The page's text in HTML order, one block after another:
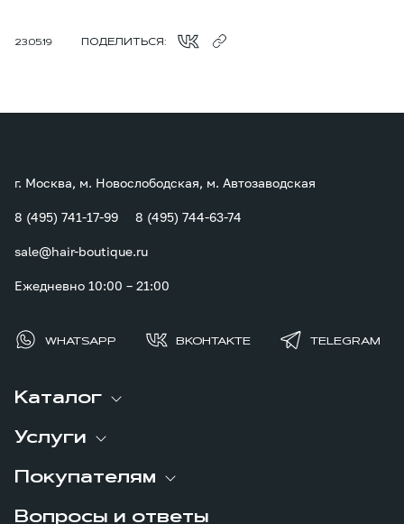
23.05.19 ПОДЕЛИТЬСЯ:
Каталог
Услуги
Покупателям
Вопросы и ответы
г. Москва, м. Новослободская, м. Автозаводская
8 (495) 741-17-99 8 (495) 744-63-74
sale@hair-boutique.ru
Ежедневно 10:00 – 21:00
WHATSAPP ВКОНТАКТЕ TELEGRAM